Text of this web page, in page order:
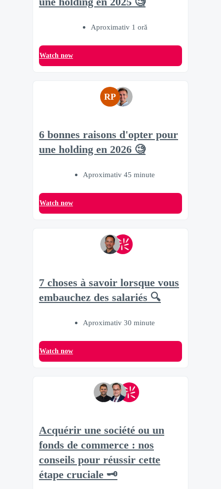
Aproximativ 1 oră
Watch now
RP
6 bonnes raisons d'opter pour
une holding en 2026 🧐
Aproximativ 45 minute
Watch now
7 choses à savoir lorsque vous
embauchez des salariés 🔍
Aproximativ 30 minute
Watch now
Acquérir une société ou un
fonds de commerce : nos
conseils pour réussir cette
étape cruciale 🗝